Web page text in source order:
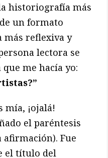
historiografía más
un formato
más reflexiva y
lectora se
me hacía yo:
mía, ¡ojalá!
el paréntesis
afirmación). Fue
el título del